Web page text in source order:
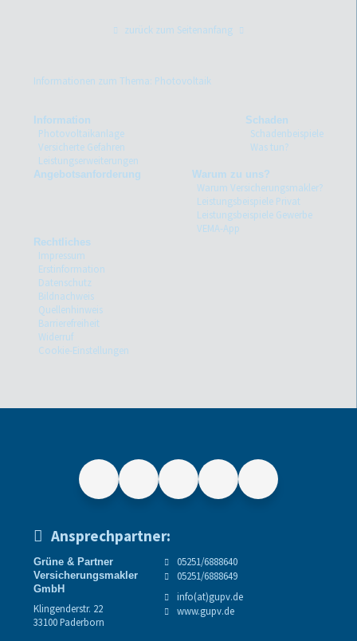
zurück zum Seitenanfang
Informationen zum Thema: Photovoltaik
Information
Photovoltaikanlage
Versicherte Gefahren
Leistungserweiterungen
Schaden
Schadenbeispiele
Was tun?
Angebotsanforderung Warum zu uns?
Warum Versicherungsmakler?
Leistungsbeispiele Privat
Leistungsbeispiele Gewerbe
VEMA-App
Rechtliches
Impressum
Erstinformation
Datenschutz
Bildnachweis
Quellenhinweis
Barrierefreiheit
Widerruf
Cookie-Einstellungen
Ansprechpartner:
Grüne & Partner
Versicherungsmakler
GmbH
Klingenderstr. 22
33100 Paderborn
05251/6888640
05251/6888649
info(at)gupv.de
www.gupv.de